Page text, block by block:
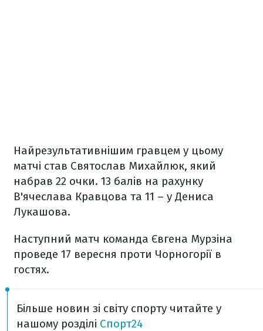
Найрезультативнішим гравцем у цьому
матчі став Святослав Михайлюк, який
набрав 22 очки. 13 балів на рахунку
В'ячеслава Кравцова та 11 – у Дениса
Лукашова.
Наступний матч команда Євгена Мурзіна
проведе 17 вересня проти Чорногорії в
гостях.
Більше новин зі світу спорту читайте у
нашому розділі Спорт24